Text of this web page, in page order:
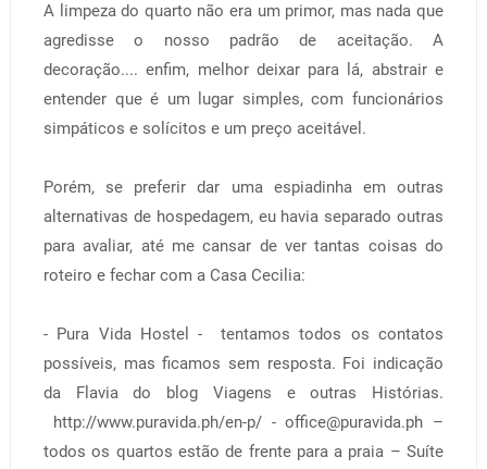
A limpeza do quarto não era um primor, mas nada que
agredisse o nosso padrão de aceitação. A
decoração.... enfim, melhor deixar para lá, abstrair e
entender que é um lugar simples, com funcionários
simpáticos e solícitos e um preço aceitável.
Porém, se preferir dar uma espiadinha em outras
alternativas de hospedagem, eu havia separado outras
para avaliar, até me cansar de ver tantas coisas do
roteiro e fechar com a Casa Cecilia:
- Pura Vida Hostel - tentamos todos os contatos
possíveis, mas ficamos sem resposta. Foi indicação
da Flavia do blog Viagens e outras Histórias.
http://www.puravida.ph/en-p/ - office@puravida.ph –
todos os quartos estão de frente para a praia – Suíte